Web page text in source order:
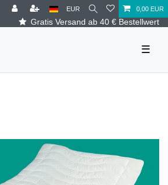
Gratis Versand ab 40 € Bestellwert
EUR 0,00 EUR
☰